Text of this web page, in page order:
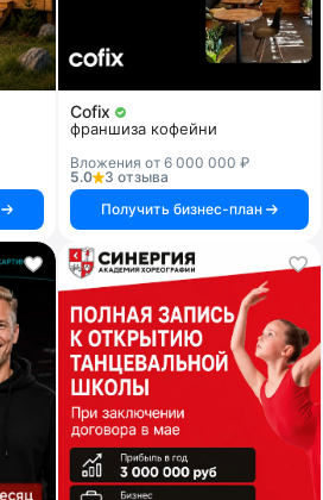
Cofix
франшиза кофейни
Вложения от 6 000 000 ₽
5.0
3 отзыва
Получить бизнес-план